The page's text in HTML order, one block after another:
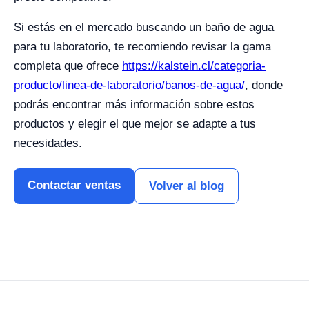
Si estás en el mercado buscando un baño de agua
para tu laboratorio, te recomiendo revisar la gama
completa que ofrece https://kalstein.cl/categoria-
producto/linea-de-laboratorio/banos-de-agua/, donde
podrás encontrar más información sobre estos
productos y elegir el que mejor se adapte a tus
necesidades.
Contactar ventas Volver al blog